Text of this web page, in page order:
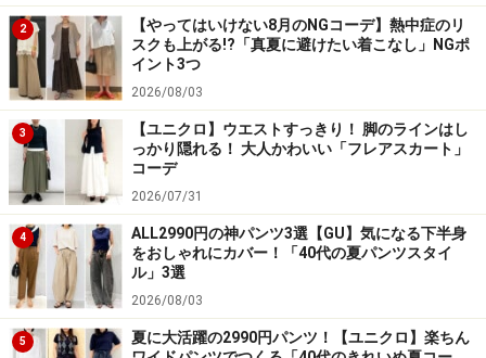
2009春夏に押さえたいバッグはコレ！
Vivienne Westwood MAN 傘デビュー！
2
【やってはいけない8月のNGコーデ】熱中症のリ
スクも上がる!?「真夏に避けたい着こなし」NGポ
イント3つ
2026/08/03
3
【ユニクロ】ウエストすっきり！ 脚のラインはし
っかり隠れる！ 大人かわいい「フレアスカート」
コーデ
2026/07/31
4
ALL2990円の神パンツ3選【GU】気になる下半身
をおしゃれにカバー！「40代の夏パンツスタイ
ル」3選
2026/08/03
5
夏に大活躍の2990円パンツ！【ユニクロ】楽ちん